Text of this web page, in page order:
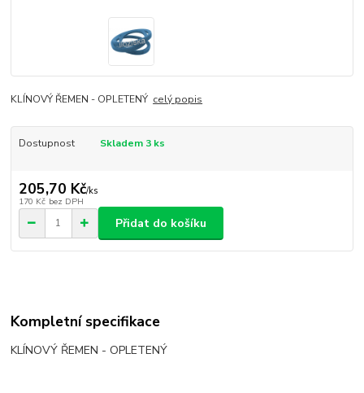
KLÍNOVÝ ŘEMEN - OPLETENÝ celý popis
Dostupnost Skladem 3 ks
205,70 Kč/ks
170 Kč bez DPH
Přidat do košíku
Kompletní specifikace
KLÍNOVÝ ŘEMEN - OPLETENÝ